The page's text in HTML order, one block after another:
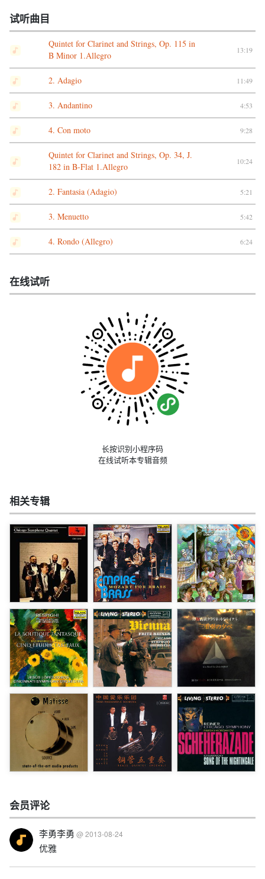
试听曲目
Quintet for Clarinet and Strings, Op. 115 in
B Minor 1.Allegro
13:19
2. Adagio 11:49
3. Andantino 4:53
4. Con moto 9:28
Quintet for Clarinet and Strings, Op. 34, J.
182 in B-Flat 1.Allegro
10:24
2. Fantasia (Adagio) 5:21
3. Menuetto 5:42
4. Rondo (Allegro) 6:24
在线试听
长按识别小程序码
在线试听本专辑音频
相关专辑
会员评论
李勇李勇 @ 2013-08-24
优雅